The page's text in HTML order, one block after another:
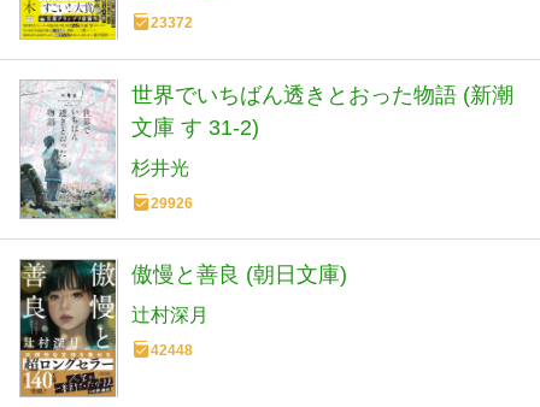
23372
世界でいちばん透きとおった物語 (新潮
文庫 す 31-2)
杉井光
29926
傲慢と善良 (朝日文庫)
辻村深月
42448